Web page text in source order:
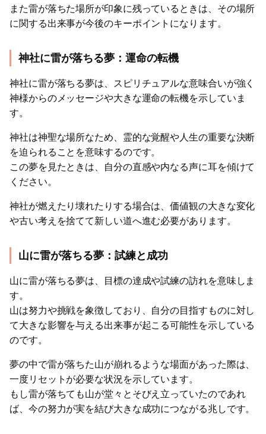
また雷が落ちた場所が印象に残っているときは、その場所
に関する出来事が今後のキーポイントになります。
神社に雷が落ちる夢：運命の転機
神社に雷が落ちる夢は、スピリチュアルな意味合いが強く
神様からのメッセージや大きな運命の転機を示していま
す。
神社は神聖な場所なため、霊的な覚醒や人生の重要な決断
を迫られることを意味するのです。
この夢を見たときは、自分の直感や内なる声に耳を傾けて
ください。
神社が燃えたり壊れたりする場合は、価値観の大きな変化
や古い考えを捨てて新しい道へ進む必要があります。
山に雷が落ちる夢：試練と成功
山に雷が落ちる夢は、目標の達成や試練の訪れを意味しま
す。
山は努力や挑戦を象徴しており、自分の目指すものに対し
て大きな影響を与える出来事が起こる可能性を示している
のです。
夢の中で雷が落ちた山が崩れるような場面があった際は、
一度リセットが必要な状況を示しています。
もし雷が落ちても山が堂々とそびえ立っていたのであれ
ば、今の努力が実を結び大きな成功につながる兆しです。